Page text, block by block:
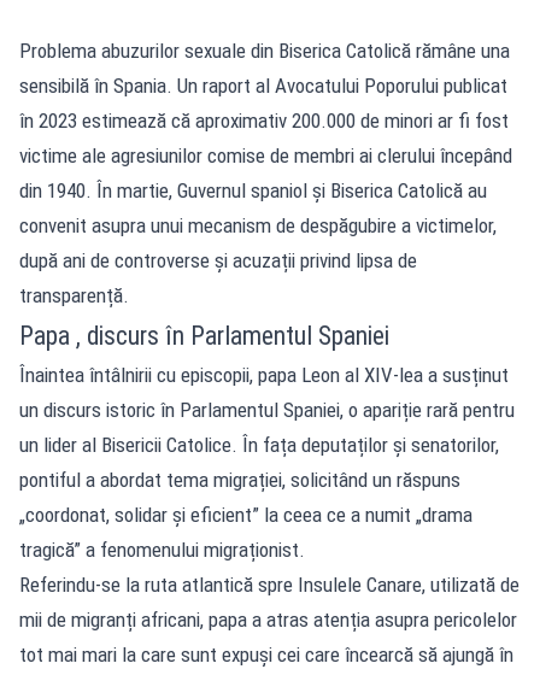
Problema abuzurilor sexuale din Biserica Catolică rămâne una
sensibilă în Spania. Un raport al Avocatului Poporului publicat
în 2023 estimează că aproximativ 200.000 de minori ar fi fost
victime ale agresiunilor comise de membri ai clerului începând
din 1940. În martie, Guvernul spaniol și Biserica Catolică au
convenit asupra unui mecanism de despăgubire a victimelor,
după ani de controverse și acuzații privind lipsa de
transparență.
Papa , discurs în Parlamentul Spaniei
Înaintea întâlnirii cu episcopii, papa Leon al XIV-lea a susținut
un discurs istoric în Parlamentul Spaniei, o apariție rară pentru
un lider al Bisericii Catolice. În fața deputaților și senatorilor,
pontiful a abordat tema migrației, solicitând un răspuns
„coordonat, solidar și eficient” la ceea ce a numit „drama
tragică” a fenomenului migraționist.
Referindu-se la ruta atlantică spre Insulele Canare, utilizată de
mii de migranți africani, papa a atras atenția asupra pericolelor
tot mai mari la care sunt expuși cei care încearcă să ajungă în